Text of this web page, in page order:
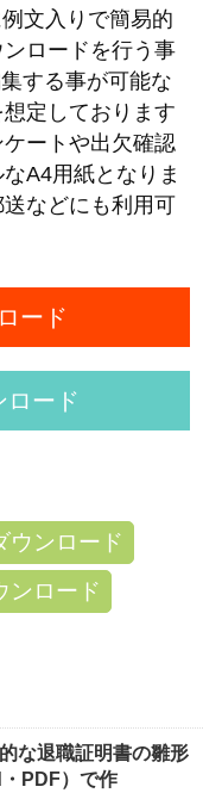
文入りで簡易的
ロードを行う事
する事が可能な
定しております
ートや出欠確認
A4用紙となりま
などにも利用可
ード
ード
ウンロード
ンロード
な退職証明書の雛形
PDF）で作